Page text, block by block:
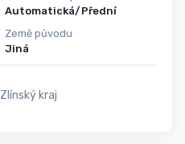
Automatická/Přední
Země původu
Jiná
Zlínský kraj